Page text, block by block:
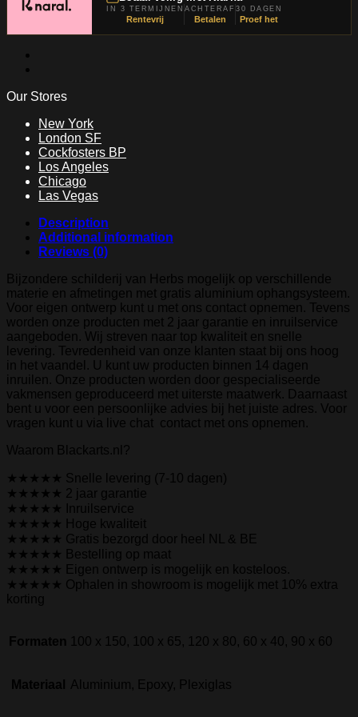
IN 3 TERMIJNEN
Rentevrij
ACHTERAF
Betalen
30 DAGEN
Proef het
Our Stores
New York
London SF
Cockfosters BP
Los Angeles
Chicago
Las Vegas
Description
Additional information
Reviews (0)
Bijzondere schilderij van Herbs mogelijk op verschillende
materie en afmetingen met gratis aluminium ophangsysteem.
Voor eigen ontwerp kunt u met ons contact opnemen. Tevens
worden onze producten met 2 jaar garantie en inruilservice
aangeboden. Wij streven naar top kwaliteit en snelle
levering. Tevredenheid van onze klanten staat bij ons hoog
in het vaandel. U kunt uw producten binnen 14 dagen
inruilen. Onze producten worden door gespecialiseerde
vakmensen geproduceerd met uiterste maatwerk. Daarnaast
bent u voor een persoonlijke advies bij het juiste adres. Voor
vragen kunt u via live chat contact met ons opnemen.
Waarom Blackarts.nl?
★★★★★ Snelle levering (7-10 dagen)
★★★★★ 2 jaar garantie
★★★★★ Inruilservice
★★★★★ Hoge kwaliteit
★★★★★ Gratis bezorgd door heel NL & BE
★★★★★ Bestelling op maat
★★★★★ Eigen ontwerp is mogelijk en kosteloos.
★★★★★ Ophalen in showroom is mogelijk met 10% extra
korting
Formaten 100 x 150, 100 x 65, 120 x 80, 60 x 40, 90 x 60
Materiaal Aluminium, Epoxy, Plexiglas